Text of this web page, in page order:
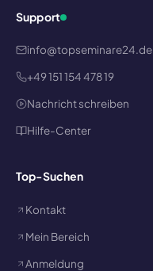
Support
info@topseminare24.de
+49 151 154 478 19
Nachricht schreiben
Hilfe-Center
Top-Suchen
Kontakt
Mein Bereich
Anmeldung